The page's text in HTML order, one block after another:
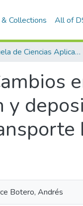
Collections All of
Escuela de Ciencias Aplicadas e Ingeniería
y
Botero, Andrés